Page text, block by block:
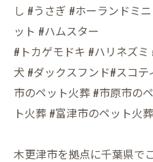
し #うさぎ #ホーランドミ
ット #ハムスター
#トカゲモドキ #ハリネズ
犬 #ダックスフンド#スコ
市のペット火葬 #市原市の
ト火葬 #富津市のペット火葬
木更津市を拠点に千葉県で